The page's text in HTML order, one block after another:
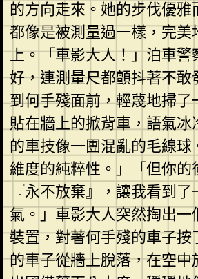
的方向走來。她的步伐優
都像是被測量過一樣，完美
上。「車影大人！」泊車
好，連測量尺都顫抖著不敢
到何手殘面前，輕蔑地掃了
貼在牆上的掀背車，語氣冰
的車技像一團混亂的毛線
維度的純粹性。」「但你
『永不放棄』，讓我看到
氣。」車影大人突然掏出一
裝置，對著何手殘的車子
的車子從牆上脫落，在空中